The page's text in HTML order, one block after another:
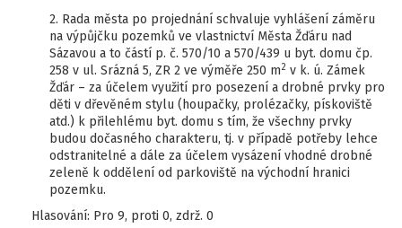
2. Rada města po projednání schvaluje vyhlášení záměru
na výpůjčku pozemků ve vlastnictví Města Žďáru nad
Sázavou a to částí p. č. 570/10 a 570/439 u byt. domu čp.
258 v ul. Srázná 5, ZR 2 ve výměře 250 m2 v k. ú. Zámek
Žďár – za účelem využití pro posezení a drobné prvky pro
děti v dřevěném stylu (houpačky, prolézačky, pískoviště
atd.) k přilehlému byt. domu s tím, že všechny prvky
budou dočasného charakteru, tj. v případě potřeby lehce
odstranitelné a dále za účelem vysázení vhodné drobné
zeleně k oddělení od parkoviště na východní hranici
pozemku.
Hlasování: Pro 9, proti 0, zdrž. 0